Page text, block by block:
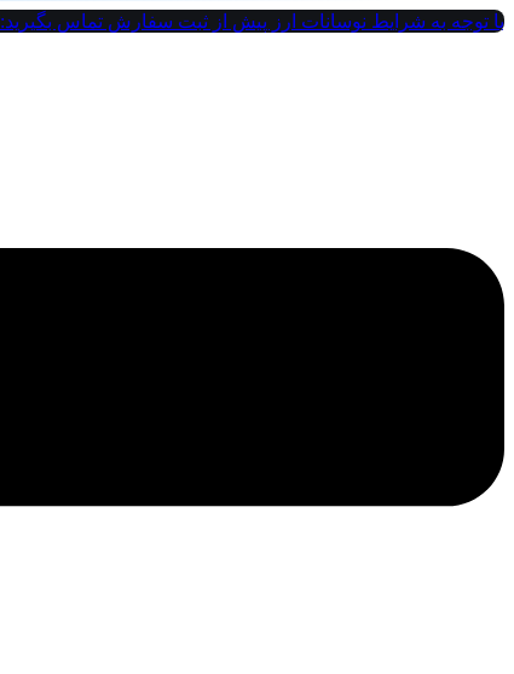
پرش
با توجه به شرایط نوسانات ارز پیش از ثبت سفارش تماس بگیرید:09121142727